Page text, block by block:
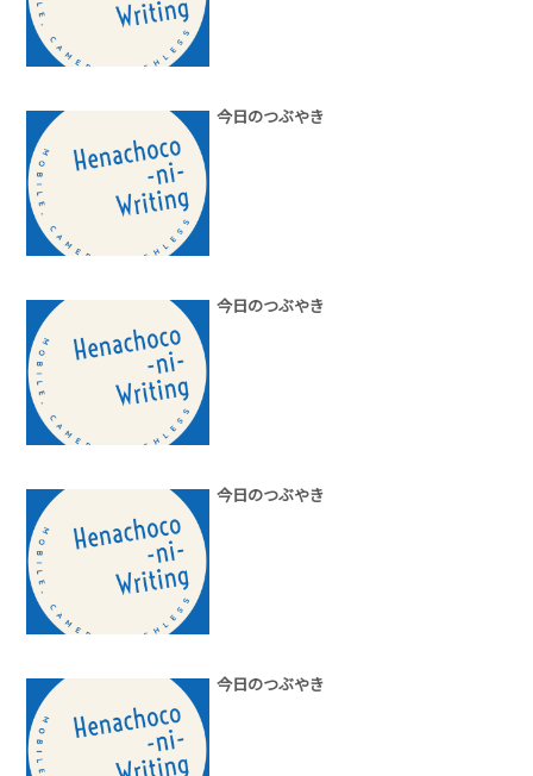
今日のつぶやき
今日のつぶやき
今日のつぶやき
今日のつぶやき